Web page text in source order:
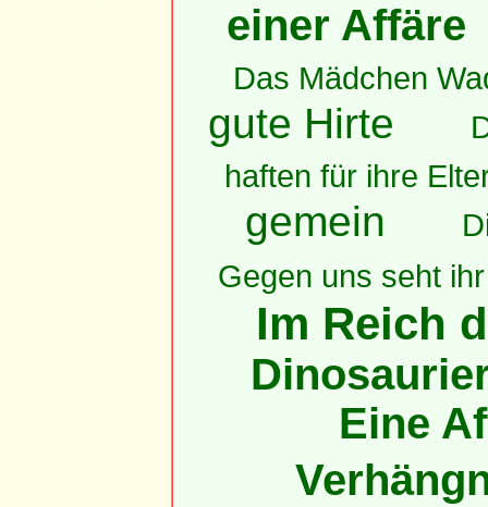
einer Affäre
Das Mädchen
gute Hirte
haften für ihre
gemein
Gegen uns seht
Im Reich
Eine